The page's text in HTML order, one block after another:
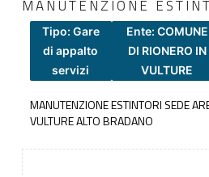
MANUTENZIONE
Tipo: Gare
di appalto
servizi
Ente: COMUNE
DI RIONERO IN
VULTURE
MANUTENZIONE ESTINTORI SEDE
VULTURE ALTO BRADANO